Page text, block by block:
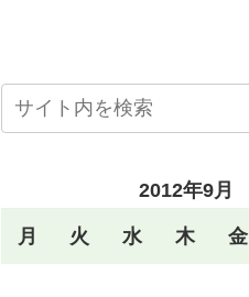
2012年9月
月 火 水 木 金